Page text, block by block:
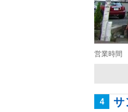
営業時間
4 サ